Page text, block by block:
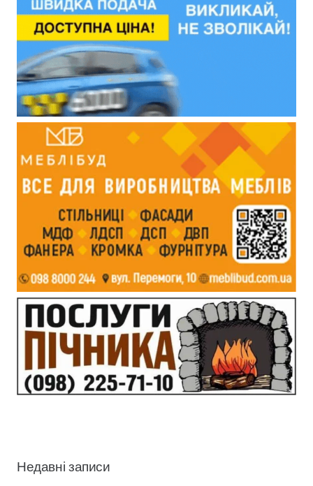
Недавні записи